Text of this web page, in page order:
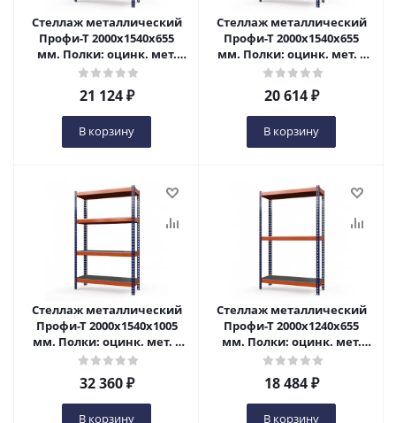
Стеллаж металлический
Профи-Т 2000x1540x655
мм. Полки: оцинк. мет.
усил. 3 шт. в Пензе
21 124₽
В корзину
Стеллаж металлический
Профи-Т 2000x1540x655
мм. Полки: оцинк. мет. 3
шт. в Пензе
20 614₽
В корзину
Стеллаж металлический
Профи-Т 2000x1540x1005
мм. Полки: оцинк. мет. 4
шт. в Пензе
32 360₽
В корзину
Стеллаж металлический
Профи-Т 2000x1240x655
мм. Полки: оцинк. мет.
усил. 3 шт. в Пензе
18 484₽
В корзину